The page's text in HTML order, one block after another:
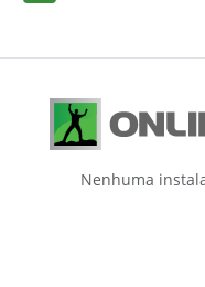
Nenhuma